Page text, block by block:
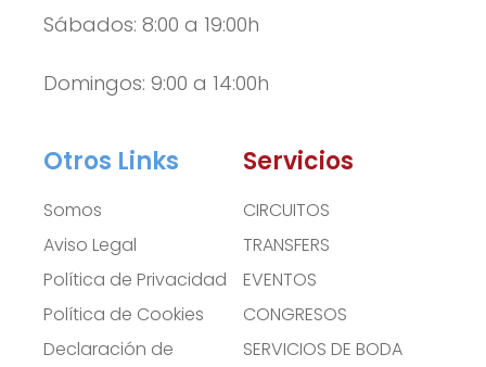
Servicios
CIRCUITOS
TRANSFERS
EVENTOS
CONGRESOS
SERVICIOS DE BODA
Otros Links
Somos
Aviso Legal
Política de Privacidad
Política de Cookies
Declaración de
Sábados: 8:00 a 19:00h
Domingos: 9:00 a 14:00h